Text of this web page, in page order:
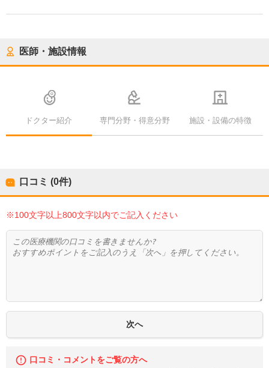
医師・施設情報
ドクター紹介 専門分野・得意分野 施設・設備の特徴
口コミ (0件)
※100文字以上800文字以内でご記入ください
口コミ・コメントをご覧の方へ